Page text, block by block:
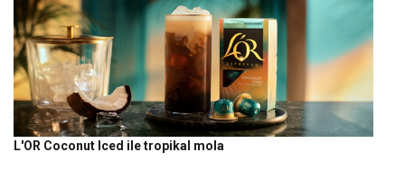
L'OR Coconut Iced ile tropikal mola